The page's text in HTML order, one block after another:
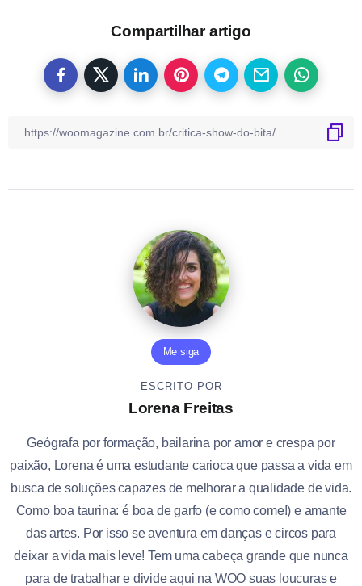
Compartilhar artigo
Me siga
ESCRITO POR
Lorena Freitas
Geógrafa por formação, bailarina por amor e crespa por
paixão, Lorena é uma estudante carioca que passa a vida em
busca de soluções capazes de melhorar a qualidade de vida.
Como boa taurina: é boa de garfo (e como come!) e amante
das artes. Por isso se aventura em danças e circos para
deixar a vida mais leve! Tem uma cabeça grande que nunca
para de trabalhar e divide aqui na WOO suas loucuras e